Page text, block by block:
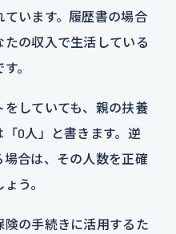
います。履歴書の場合
の収入で生活している
。
していても、親の扶養
0人」と書きます。逆
合は、その人数を正確
う。
の手続きに活用するた